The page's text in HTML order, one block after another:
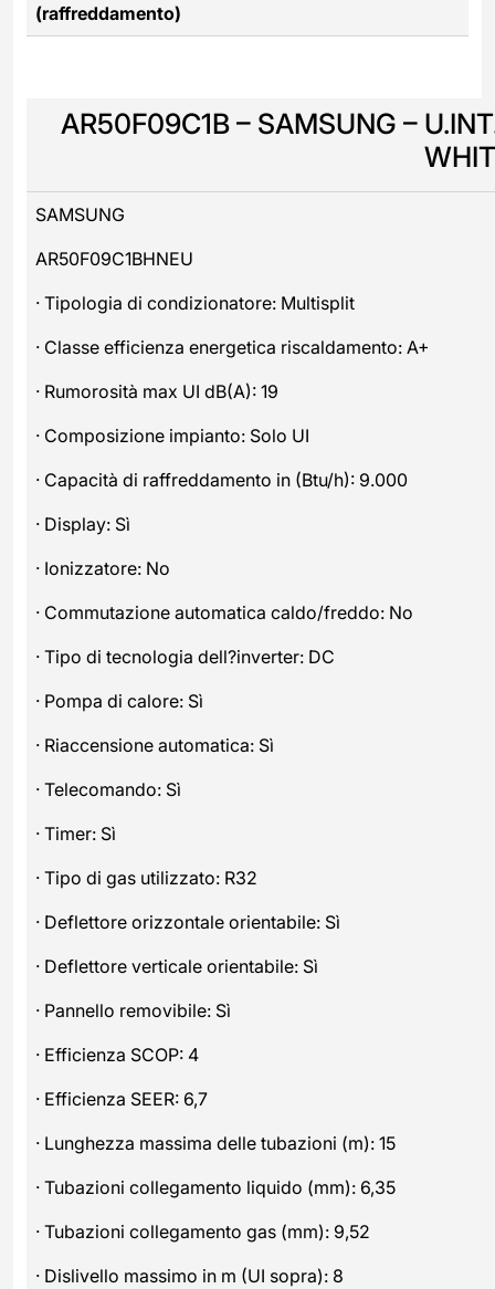
(raffreddamento)
AR50F09C1B – SAMSUNG –
SAMSUNG
AR50F09C1BHNEU
· Tipologia di condizionatore: Multisplit
· Classe efficienza energetica riscaldamento: A+
· Rumorosità max UI dB(A): 19
· Composizione impianto: Solo UI
· Capacità di raffreddamento in (Btu/h): 9.000
· Display: Sì
· Ionizzatore: No
· Commutazione automatica caldo/freddo: No
· Tipo di tecnologia dell?inverter: DC
· Pompa di calore: Sì
· Riaccensione automatica: Sì
· Telecomando: Sì
· Timer: Sì
· Tipo di gas utilizzato: R32
· Deflettore orizzontale orientabile: Sì
· Deflettore verticale orientabile: Sì
· Pannello removibile: Sì
· Efficienza SCOP: 4
· Efficienza SEER: 6,7
· Lunghezza massima delle tubazioni (m): 15
· Tubazioni collegamento liquido (mm): 6,35
· Tubazioni collegamento gas (mm): 9,52
· Dislivello massimo in m (UI sopra): 8